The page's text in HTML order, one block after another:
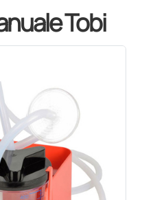
Tobi